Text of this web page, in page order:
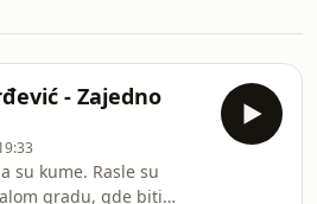
- Zajedno
su kume. Rasle su
gradu, gde biti